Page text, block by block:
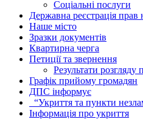
Соціальні послуги
Державна реєстрація
Наше місто
Зразки документів
Квартирна черга
Петиції та звернення
Результати розгляду
Графік прийому громадян
ДПС інформує
“Укриття та пункти
Інформація про укриття